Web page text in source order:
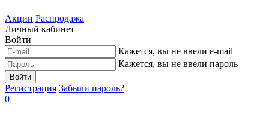
Акции Распродажа
Личный кабинет
Войти
Кажется, вы не ввели e-mail
Кажется, вы не ввели пароль
Войти
Регистрация Забыли пароль?
0